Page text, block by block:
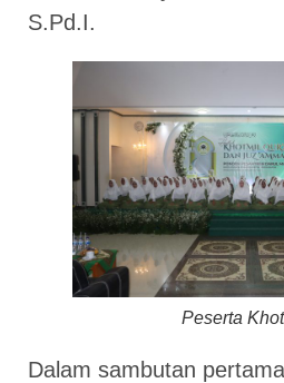
S.Pd.I.
Peserta
Dalam sambutan